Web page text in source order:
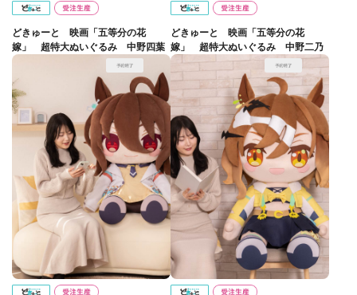
どきゅーと 映画「五等分の花
嫁」 超特大ぬいぐるみ 中野四葉
どきゅーと 映画「五等分の花
嫁」 超特大ぬいぐるみ 中野二乃